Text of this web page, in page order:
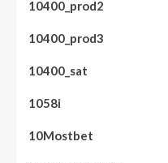
10400_prod2
10400_prod3
10400_sat
1058i
10Mostbet